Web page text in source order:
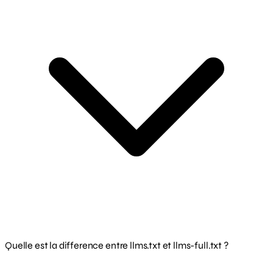
Quelle est la difference entre llms.txt et llms-full.txt ?